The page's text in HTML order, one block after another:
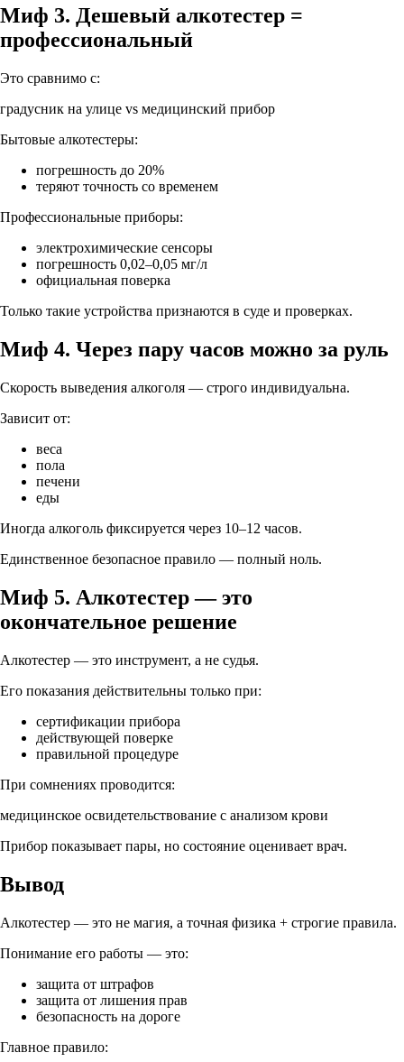
Миф 3. Дешевый алкотестер =
профессиональный
Это сравнимо с:
градусник на улице vs медицинский прибор
Бытовые алкотестеры:
погрешность до 20%
теряют точность со временем
Профессиональные приборы:
электрохимические сенсоры
погрешность 0,02–0,05 мг/л
официальная поверка
Только такие устройства признаются в суде и проверках.
Миф 4. Через пару часов можно за руль
Скорость выведения алкоголя — строго индивидуальна.
Зависит от:
веса
пола
печени
еды
Иногда алкоголь фиксируется через 10–12 часов.
Единственное безопасное правило — полный ноль.
Миф 5. Алкотестер — это
окончательное решение
Алкотестер — это инструмент, а не судья.
Его показания действительны только при:
сертификации прибора
действующей поверке
правильной процедуре
При сомнениях проводится:
медицинское освидетельствование с анализом крови
Прибор показывает пары, но состояние оценивает врач.
Вывод
Алкотестер — это не магия, а точная физика + строгие правила.
Понимание его работы — это:
защита от штрафов
защита от лишения прав
безопасность на дороге
Главное правило: